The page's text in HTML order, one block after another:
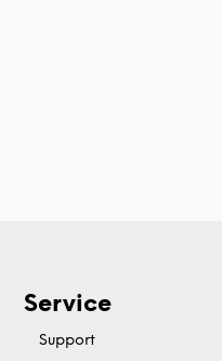
Service
Support